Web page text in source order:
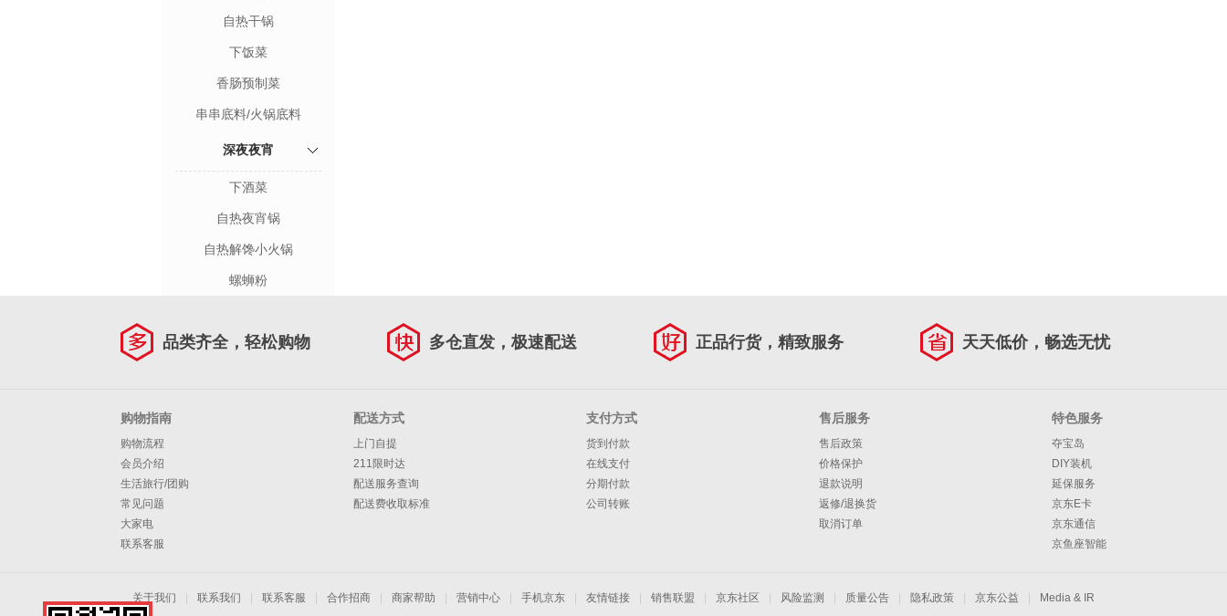
自热干锅
下饭菜
香肠预制菜
串串底料/火锅底料
深夜夜宵
下酒菜
自热夜宵锅
自热解馋小火锅
螺蛳粉
品类齐全，轻松购物 多仓直发，极速配送 正品行货，精致服务 天天低价，畅选无忧
购物指南
购物流程
会员介绍
生活旅行/团购
常见问题
大家电
联系客服
配送方式
上门自提
211限时达
配送服务查询
配送费收取标准
支付方式
货到付款
在线支付
分期付款
公司转账
售后服务
售后政策
价格保护
退款说明
返修/退换货
取消订单
特色服务
夺宝岛
DIY装机
延保服务
京东E卡
京东通信
京鱼座智能
关于我们 联系我们 联系客服 合作招商 商家帮助 营销中心 手机京东 友情链接 销售联盟 京东社区 风险监测 质量公告 隐私政策 京东公益 Media & IR